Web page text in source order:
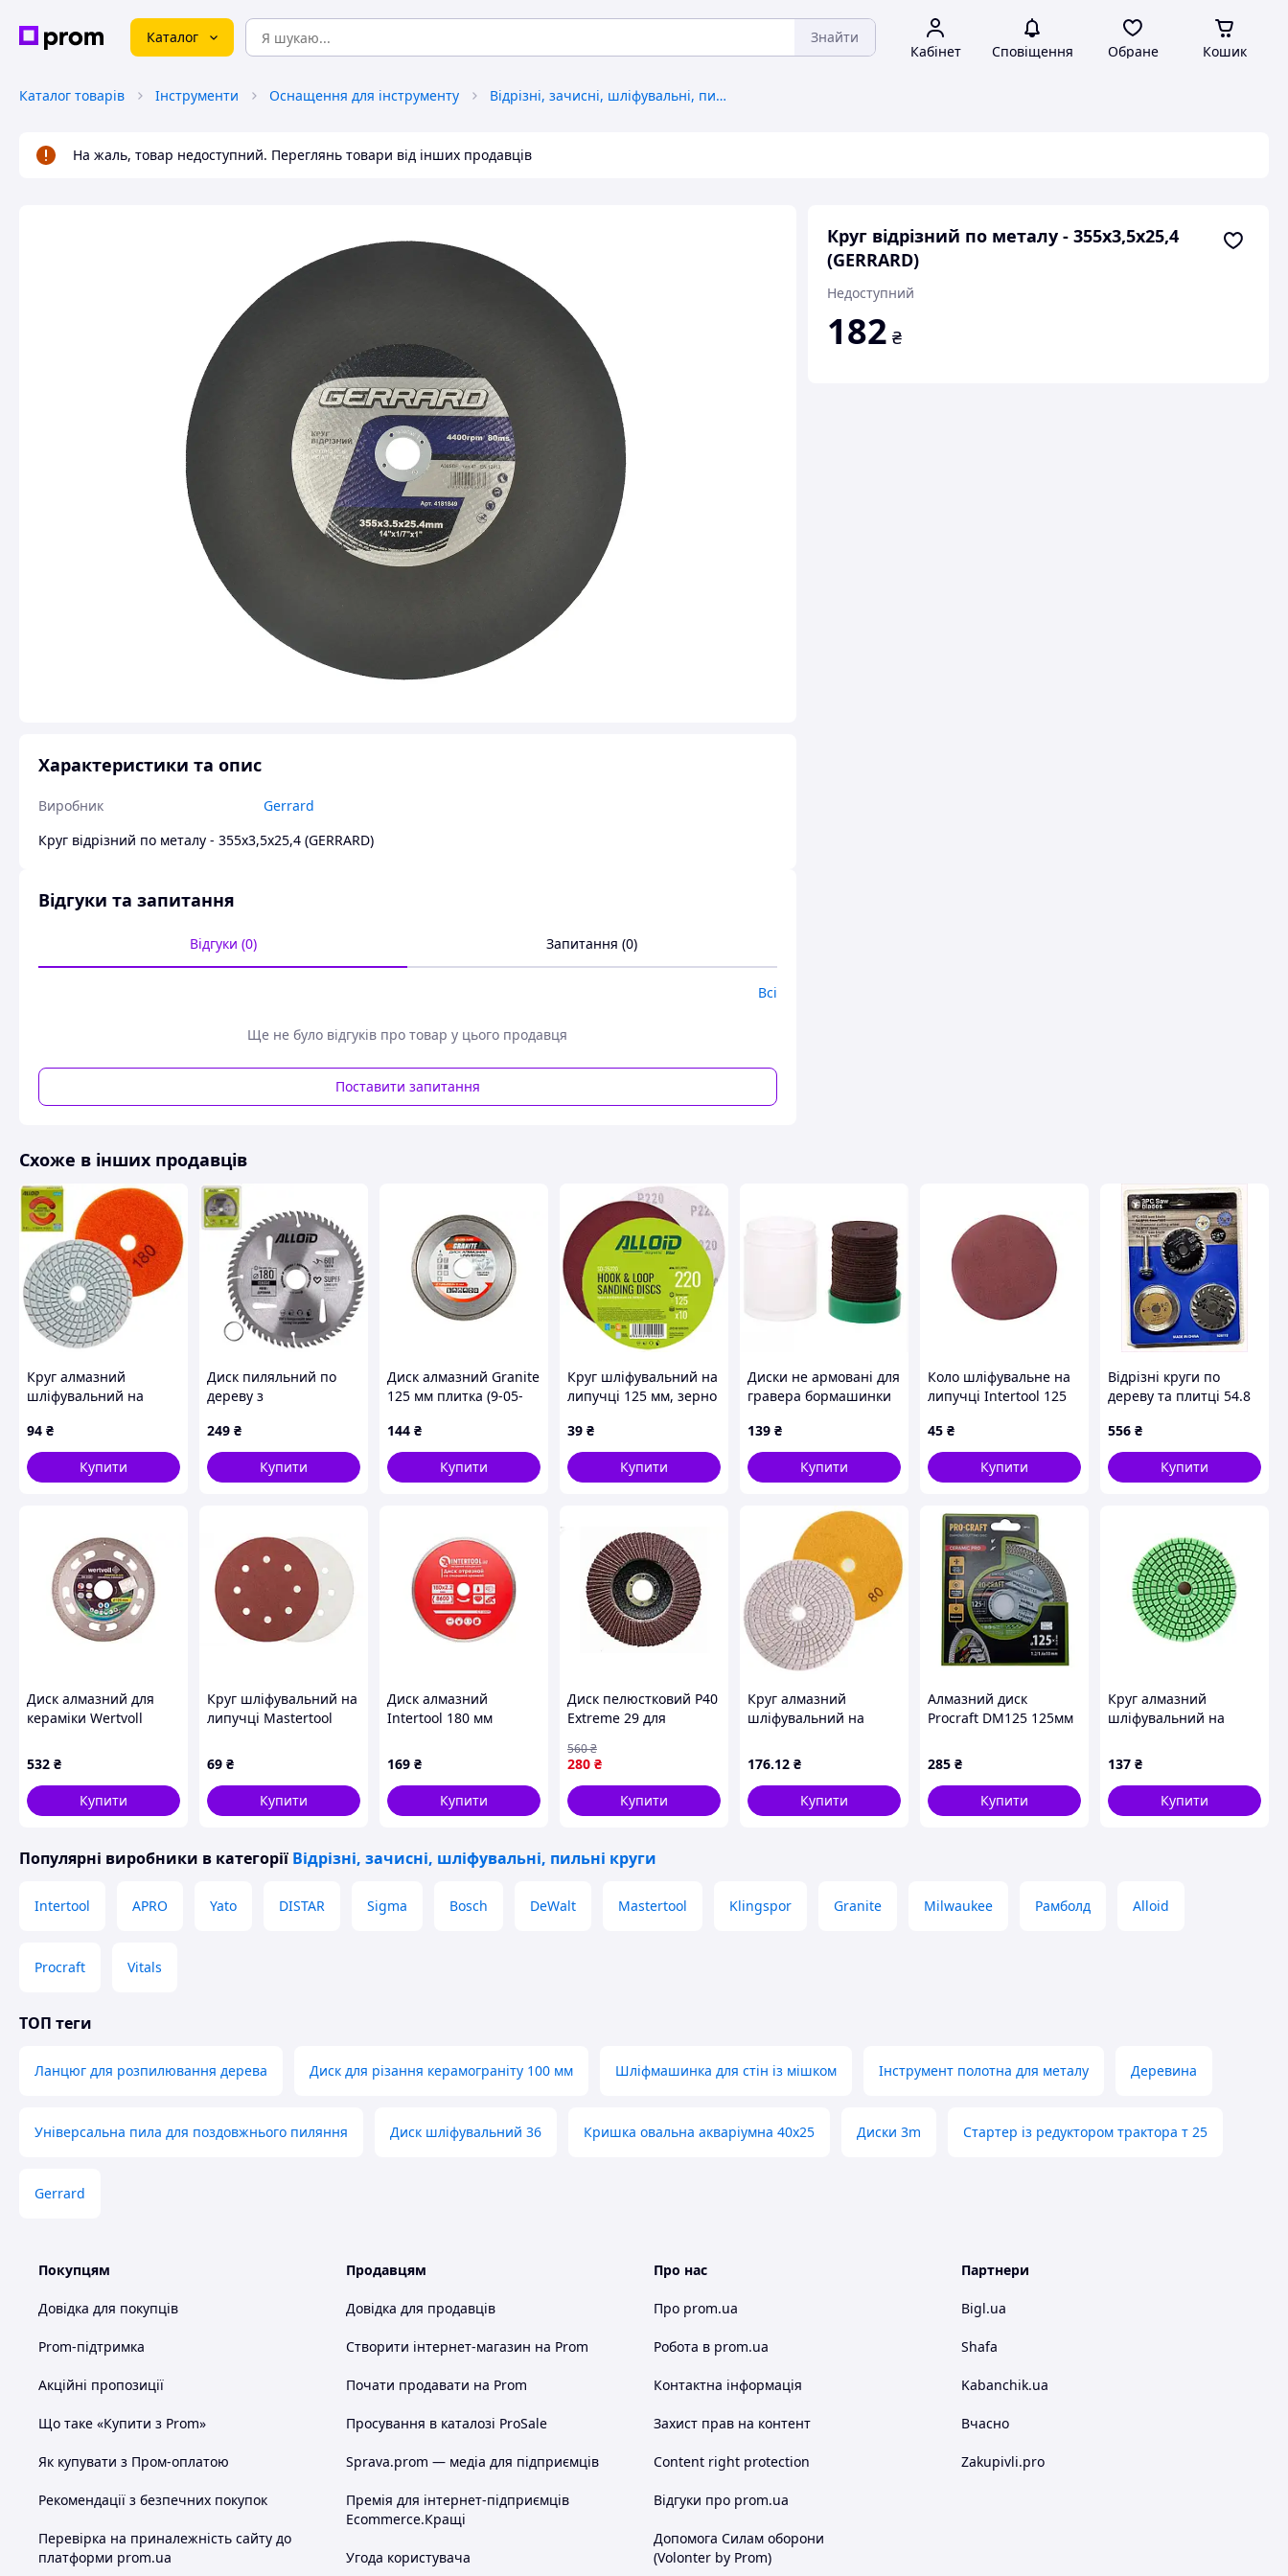
Каталог Знайти
Кабінет Сповіщення Обране Кошик
Каталог товарів Інструменти Оснащення для інструменту Відрізні, зачисні, шліфувальні, пильні круги
На жаль, товар недоступний. Переглянь товари від інших продавців
Круг відрізний по металу - 355х3,5х25,4
(GERRARD)
Недоступний
182 ₴
Характеристики та опис
Виробник
Gerrard
Круг відрізний по металу - 355х3,5х25,4 (GERRARD)
Відгуки та запитання
Відгуки (0) Запитання (0)
Всі
Ще не було відгуків про товар у цього продавця
Поставити запитання
Схоже в інших продавців
Круг алмазний
шліфувальний на
180, Alloid
(00000061780)
94 ₴
Купити
Диск пиляльний по
дереву з
напайками
180х25,4/22,2мм, 60
зубів Alloid
249 ₴
Купити
Диск алмазний Granite
125 мм плитка (9-05-
144 ₴
Купити
Круг шліфувальний на
липучці 125 мм, зерно
39 ₴
Купити
Диски не армовані для
гравера бормашинки
Technology
139 ₴
Купити
Коло шліфувальне на
липучці Intertool 125
(10 шт.) (BT-0567)
45 ₴
Купити
Відрізні круги по
дереву та плитці 54.8
K83192E03
556 ₴
Купити
Диск алмазний для
кераміки Wertvoll
Ceramics (DM-0125)
532 ₴
Купити
Круг шліфувальний на
липучці Mastertool
отворів (5шт) (08-1824-
H)
69 ₴
Купити
Диск алмазний
Intertool 180 мм
169 ₴
Купити
Диск пелюстковий P40
Extreme 29 для
дерева с оксидом
алюминия
280 ₴
560₴
Купити
Круг алмазний
шліфувальний на
80, Alloid
(00000052598)
176.12 ₴
Купити
Алмазний диск
Procraft DM125 125мм
285 ₴
Купити
Круг алмазний
шліфувальний на
P800 (812168)
137 ₴
Купити
Популярні виробники в категорії Відрізні, зачисні, шліфувальні, пильні круги
Intertool APRO Yato DISTAR Sigma Bosch DeWalt Mastertool Klingspor Granite Milwaukee Рамболд Alloid
Procraft Vitals
ТОП теги
Ланцюг для розпилювання дерева Диск для різання керамограніту 100 мм Шліфмашинка для стін із мішком Інструмент полотна для металу Деревина
Універсальна пила для поздовжнього пиляння Диск шліфувальний 36 Кришка овальна акваріумна 40х25 Диски 3m Стартер із редуктором трактора т 25
Gerrard
Покупцям
Довідка для покупців
Prom-підтримка
Акційні пропозиції
Що таке «Купити з Prom»
Як купувати з Пром-оплатою
Рекомендації з безпечних покупок
Перевірка на приналежність сайту до
платформи prom.ua
Продавцям
Довідка для продавців
Створити інтернет-магазин на Prom
Почати продавати на Prom
Просування в каталозі ProSale
Sprava.prom — медіа для підприємців
Премія для інтернет-підприємців
Ecommerce.Кращі
Угода користувача
Про нас
Про prom.ua
Робота в prom.ua
Контактна інформація
Захист прав на контент
Content right protection
Відгуки про prom.ua
Допомога Силам оборони
(Volonter by Prom)
Партнери
Bigl.ua
Shafa
Kabanchik.ua
Вчасно
Zakupivli.pro